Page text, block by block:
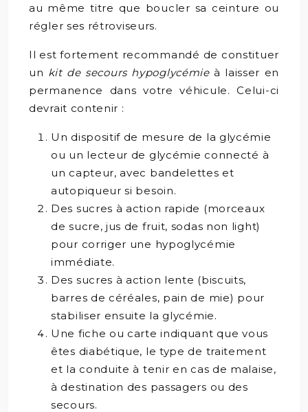
au même titre que boucler sa ceinture ou
régler ses rétroviseurs.
Il est fortement recommandé de constituer
un kit de secours hypoglycémieà laisser en
permanence dans votre véhicule. Celui-ci
devrait contenir :
Un dispositif de mesure de la glycémie
ou un lecteur de glycémie connecté à
un capteur, avec bandelettes et
autopiqueur si besoin.
Des sucres à action rapide (morceaux
de sucre, jus de fruit, sodas non light)
pour corriger une hypoglycémie
immédiate.
Des sucres à action lente (biscuits,
barres de céréales, pain de mie) pour
stabiliser ensuite la glycémie.
Une fiche ou carte indiquant que vous
êtes diabétique, le type de traitement
et la conduite à tenir en cas de malaise,
à destination des passagers ou des
secours.